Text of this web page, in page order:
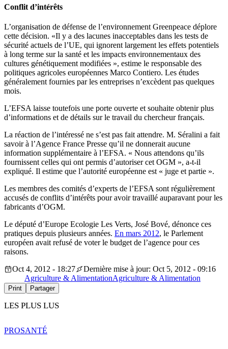
Conflit d’intérêts
L’organisation de défense de l’environnement Greenpeace déplore
cette décision. «Il y a des lacunes inacceptables dans les tests de
sécurité actuels de l’UE, qui ignorent largement les effets potentiels
à long terme sur la santé et les impacts environnementaux des
cultures génétiquement modifiées », estime le responsable des
politiques agricoles européennes Marco Contiero. Les études
généralement fournies par les entreprises n’excèdent pas quelques
mois.
L’EFSA laisse toutefois une porte ouverte et souhaite obtenir plus
d’informations et de détails sur le travail du chercheur français.
La réaction de l’intéressé ne s’est pas fait attendre. M. Séralini a fait
savoir à l’Agence France Presse qu’il ne donnerait aucune
information supplémentaire à l’EFSA. « Nous attendons qu’ils
fournissent celles qui ont permis d’autoriser cet OGM », a-t-il
expliqué. Il estime que l’autorité européenne est « juge et partie ».
Les membres des comités d’experts de l’EFSA sont régulièrement
accusés de conflits d’intérêts pour avoir travaillé auparavant pour les
fabricants d’OGM.
Le député d’Europe Ecologie Les Verts, José Bové, dénonce ces
pratiques depuis plusieurs années. En mars 2012, le Parlement
européen avait refusé de voter le budget de l’agence pour ces
raisons.
Oct 4, 2012 - 18:27
Dernière mise à jour: Oct 5, 2012 - 09:16
Agriculture & AlimentationAgriculture & Alimentation
Print Partager
LES PLUS LUS
PROSANTÉ